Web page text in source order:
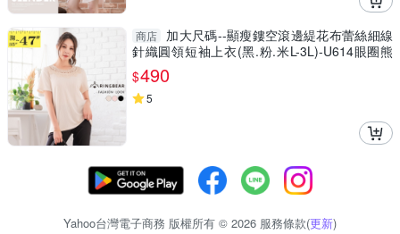
商店
加大尺碼--顯瘦鏤空滾邊緹花布蕾絲細線
針織圓領短袖上衣(黑.粉.米L-3L)-U614眼圈熊
中大尺碼
$490
5
Yahoo台灣電子商務 版權所有 © 2026 服務條款(更新)